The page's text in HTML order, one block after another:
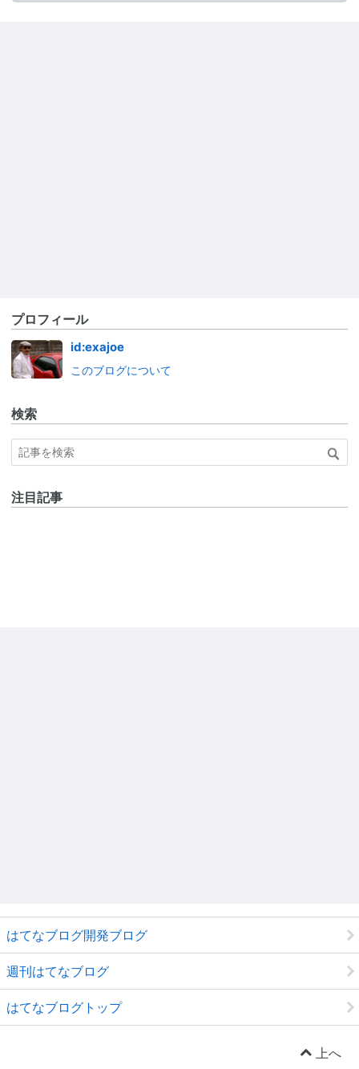
プロフィール
id:exajoe
このブログについて
検索
注目記事
はてなブログ開発ブログ
週刊はてなブログ
はてなブログトップ
上へ